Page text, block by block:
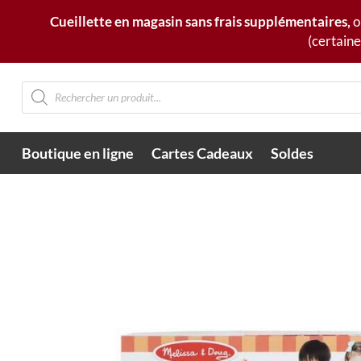
Cueillette en magasin sans frais supplémentaires,
Recherche
de
produits
Boutique en ligne Cartes Cadeaux Soldes